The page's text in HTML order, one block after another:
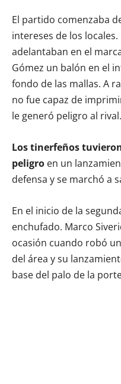
El partido comenzaba
intereses de los
adelantaban en el
Gómez un balón en el
fondo de las mallas. A
no fue capaz de
le generó peligro al rival.
Los tinerfeños
peligro en un
defensa y se marchó a
En el inicio de la
enchufado. Marco
ocasión cuando robó
del área y su
base del palo de la